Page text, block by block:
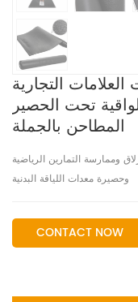
التجارية
تحت الحصير
المطاحن بالجملة
وممارسة التمارين الرياضية
وحصيرة معدات اللياقة البدنية
CONTACT NOW